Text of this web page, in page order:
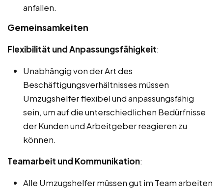
anfallen.
Gemeinsamkeiten
Flexibilität und Anpassungsfähigkeit:
Unabhängig von der Art des
Beschäftigungsverhältnisses müssen
Umzugshelfer flexibel und anpassungsfähig
sein, um auf die unterschiedlichen Bedürfnisse
der Kunden und Arbeitgeber reagieren zu
können.
Teamarbeit und Kommunikation:
Alle Umzugshelfer müssen gut im Team arbeiten